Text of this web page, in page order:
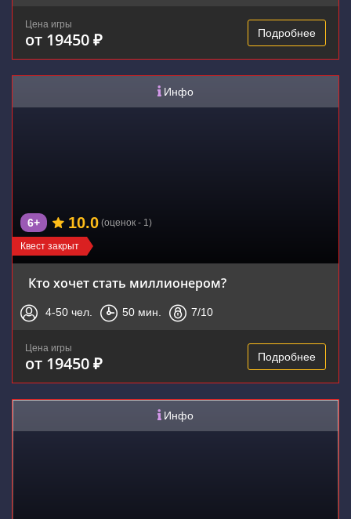
Цена игры
от 19450 ₽ Подробнее
Инфо
Квест закрыт
6+ 10.0 (оценок - 1)
Кто хочет стать миллионером?
4-50 чел. 50 мин. 7/10
Цена игры
от 19450 ₽ Подробнее
Инфо